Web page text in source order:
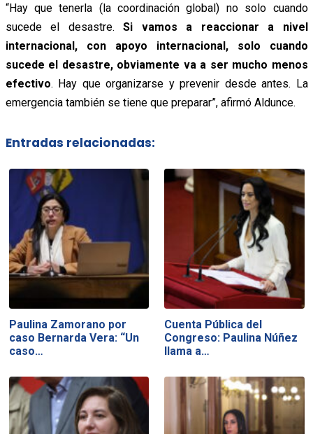
“Hay que tenerla (la coordinación global) no solo cuando
sucede el desastre. Si vamos a reaccionar a nivel
internacional, con apoyo internacional, solo cuando
sucede el desastre, obviamente va a ser mucho menos
efectivo. Hay que organizarse y prevenir desde antes. La
emergencia también se tiene que preparar”, afirmó Aldunce.
Entradas relacionadas:
Paulina Zamorano por
caso Bernarda Vera: “Un
caso…
Cuenta Pública del
Congreso: Paulina Núñez
llama a…